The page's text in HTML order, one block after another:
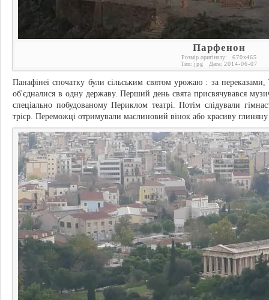
Парфенон
Розмір оригіналу: 670x465
Тип: jpg Дата: 2014-06-07
Панафінеі спочатку були сільським святом урожаю : за
об'єдналися в одну державу. Перший день свята присвячувався
спеціально побудованому Периклом театрі. Потім слідували
трієр. Переможці отримували маслиновий вінок або красиву